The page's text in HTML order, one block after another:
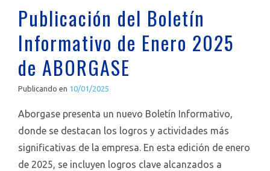
Publicación del Boletín
Informativo de Enero 2025
de ABORGASE
Publicando en 10/01/2025
Aborgase presenta un nuevo Boletín Informativo,
donde se destacan los logros y actividades más
significativas de la empresa. En esta edición de enero
de 2025, se incluyen logros clave alcanzados a